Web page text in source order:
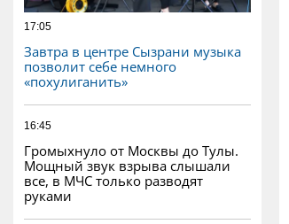
17:05
Завтра в центре Сызрани музыка
позволит себе немного
«похулиганить»
16:45
Громыхнуло от Москвы до Тулы.
Мощный звук взрыва слышали
все, в МЧС только разводят
руками